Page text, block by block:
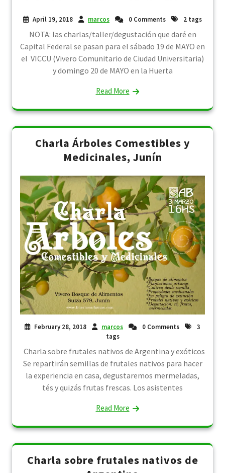
April 19, 2018 marcos 0 Comments 2 tags
NOTA: las charlas/taller/degustación que daré en
Capital Federal se pasan para el sábado 19 de MAYO en
el VICCU (Vivero Comunitario de Ciudad Universitaria)
y domingo 20 de MAYO en la Huerta
Read More
Charla Árboles Comestibles y
Medicinales, Junín
February 28, 2018 marcos 0 Comments
3
tags
Charla sobre frutales nativos de Argentina y exóticos
Se repartirán semillas de frutales nativos para hacer
la experiencia en casa, degustaremos mermeladas,
tés y quizás frutas frescas. Los asistentes
Read More
Charla sobre frutales nativos de